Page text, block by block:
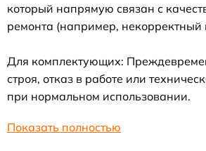
который напрямую связан с
ремонта (например, некорректный
Для комплектующих:
строя, отказ в работе или
при нормальном использовании.
Показать полностью